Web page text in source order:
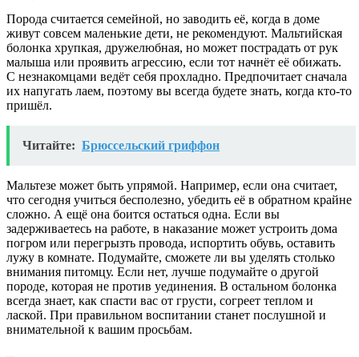
Порода считается семейной, но заводить её, когда в доме
живут совсем маленькие дети, не рекомендуют. Мальтийская
болонка хрупкая, дружелюбная, но может пострадать от рук
малыша или проявить агрессию, если тот начнёт её обижать.
С незнакомцами ведёт себя прохладно. Предпочитает сначала
их напугать лаем, поэтому вы всегда будете знать, когда кто-то
пришёл.
Читайте: Брюссельский гриффон
Мальтезе может быть упрямой. Например, если она считает,
что сегодня учиться бесполезно, убедить её в обратном крайне
сложно. А ещё она боится остаться одна. Если вы
задерживаетесь на работе, в наказание может устроить дома
погром или перегрызть провода, испортить обувь, оставить
лужу в комнате. Подумайте, сможете ли вы уделять столько
внимания питомцу. Если нет, лучше подумайте о другой
породе, которая не против уединения. В остальном болонка
всегда знает, как спасти вас от грусти, согреет теплом и
лаской. При правильном воспитании станет послушной и
внимательной к вашим просьбам.